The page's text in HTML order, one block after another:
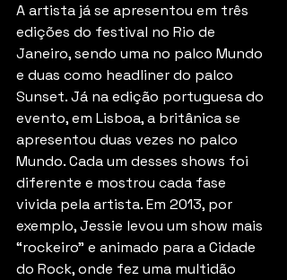
A artista já se apresentou em três
edições do festival no Rio de
Janeiro, sendo uma no palco Mundo
e duas como headliner do palco
Sunset. Já na edição portuguesa do
evento, em Lisboa, a britânica se
apresentou duas vezes no palco
Mundo. Cada um desses shows foi
diferente e mostrou cada fase
vivida pela artista. Em 2013, por
exemplo, Jessie levou um show mais
“rockeiro” e animado para a Cidade
do Rock, onde fez uma multidão